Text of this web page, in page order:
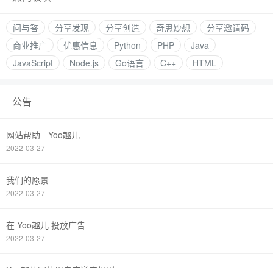
问与答 分享发现 分享创造 奇思妙想
分享邀请码
商业推广
优惠信息 Python PHP
Java
JavaScript
Node.js Go语言 C++ HTML
公告
网站帮助 - Yoo趣儿
2022-03-27
我们的愿景
2022-03-27
在 Yoo趣儿 投放广告
2022-03-27